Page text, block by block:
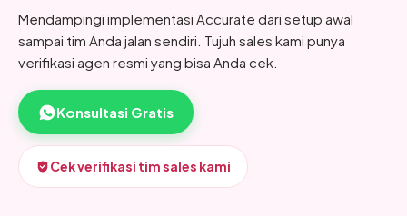
Mendampingi implementasi Accurate dari setup awal
sampai tim Anda jalan sendiri. Tujuh sales kami punya
verifikasi agen resmi yang bisa Anda cek.
Konsultasi Gratis
Cek verifikasi tim sales kami